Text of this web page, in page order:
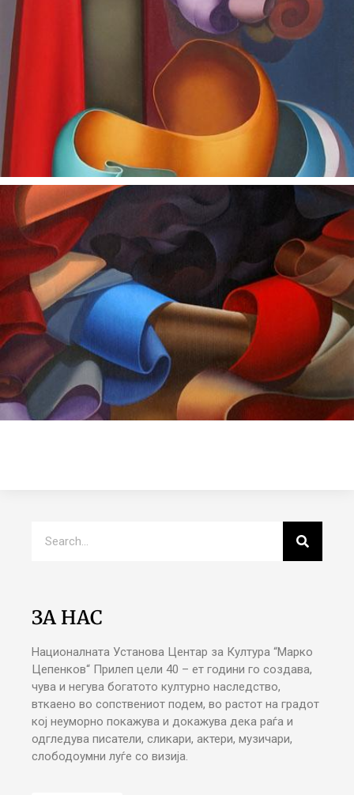
ЗА НАС
Националната Установа Центар за Култура “Марко
Цепенков“ Прилеп цели 40 – ет години го создава,
чува и негува богатото културно наследство,
вткаено во сопствениот подем, во растот на градот
кој неуморно покажува и докажува дека раѓа и
одгледува писатели, сликари, актери, музичари,
слободоумни луѓе со визија.